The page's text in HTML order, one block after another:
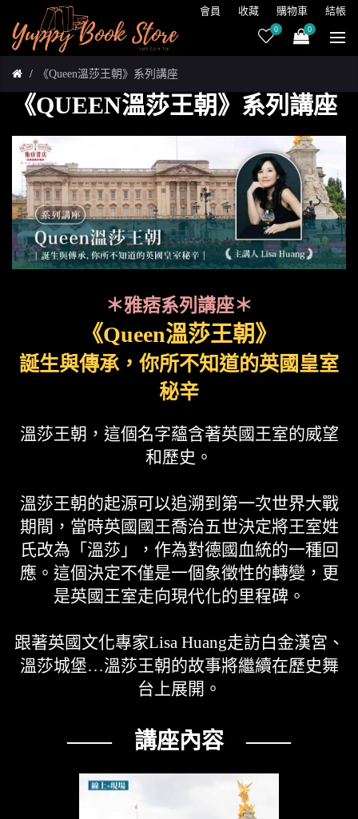
會員 收藏 購物車 結帳
0 0
《Queen溫莎王朝》系列講座
《QUEEN溫莎王朝》系列講座
＊雅痞系列講座＊
《Queen溫莎王朝》
誕生與傳承，你所不知道的英國皇室
秘辛
溫莎王朝，這個名字蘊含著英國王室的威望
和歷史。
溫莎王朝的起源可以追溯到第一次世界大戰
期間，當時英國國王喬治五世決定將王室姓
氏改為「溫莎」，作為對德國血統的一種回
應。這個決定不僅是一個象徵性的轉變，更
是英國王室走向現代化的里程碑。
跟著英國文化專家Lisa Huang走訪白金漢宮、
溫莎城堡…溫莎王朝的故事將繼續在歷史舞
台上展開。
—— 講座內容 ——